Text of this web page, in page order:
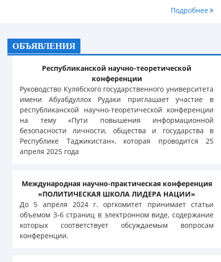
Подробнее
ОБЪЯВЛЕНИЯ
Республиканской научно-теоретической
конференции
Руководство Кулябского государственного университета
имени Абуабдуллох Рудаки приглашает участие в
республиканской научно-теоретической конференции
на тему «Пути повышения информационной
безопасности личности, общества и государства в
Республике Таджикистан», которая проводится 25
апреля 2025 года
Международная научно-практическая конференция
«ПОЛИТИЧЕСКАЯ ШКОЛА ЛИДЕРА НАЦИИ»
До 5 апреля 2024 г. оргкомитет принимает статьи
объемом 3-6 страниц в электронном виде, содержание
которых соответствует обсуждаемым вопросам
конференции.